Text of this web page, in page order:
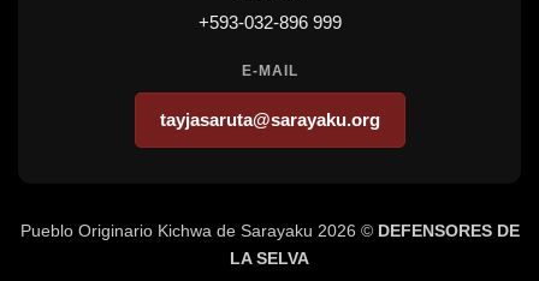
+593-032-896 999
E-MAIL
tayjasaruta@sarayaku.org
Pueblo Originario Kichwa de Sarayaku 2026 © DEFENSORES DE
LA SELVA